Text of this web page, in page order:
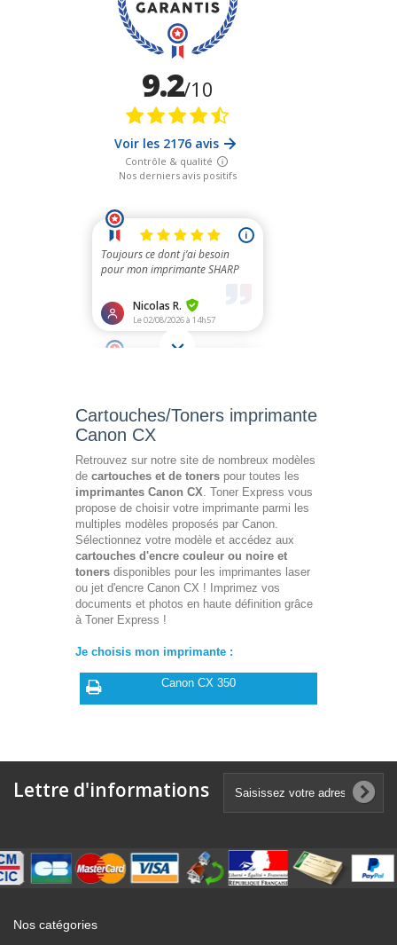
Cartouches/Toners imprimante
Canon CX
Retrouvez sur notre site de nombreux modèles
de cartouches et de toners pour toutes les
imprimantes Canon CX. Toner Express vous
propose de choisir votre imprimante parmi les
multiples modèles proposés par Canon.
Sélectionnez votre modèle et accédez aux
cartouches d'encre couleur ou noire et
toners disponibles pour les imprimantes laser
ou jet d'encre Canon CX ! Imprimez vos
documents et photos en haute définition grâce
à Toner Express !
Je choisis mon imprimante :
Canon CX 350
Lettre d'informations
Nos catégories